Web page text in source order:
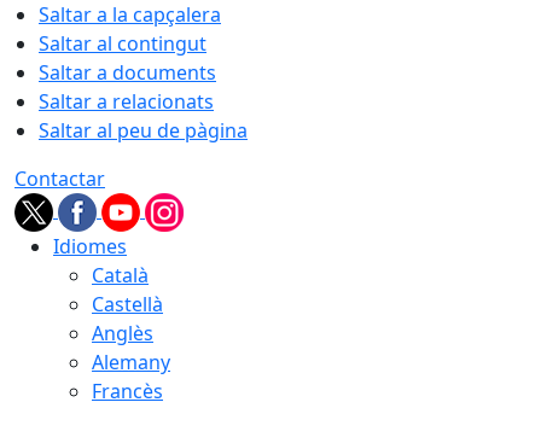
Saltar a la capçalera
Saltar al contingut
Saltar a documents
Saltar a relacionats
Saltar al peu de pàgina
Contactar
Idiomes
Català
Castellà
Anglès
Alemany
Francès